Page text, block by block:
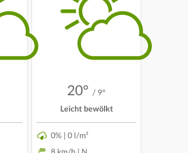
20° / 9°
Leicht bewölkt
0% | 0 l/m²